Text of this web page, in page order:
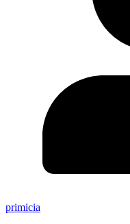
primicia